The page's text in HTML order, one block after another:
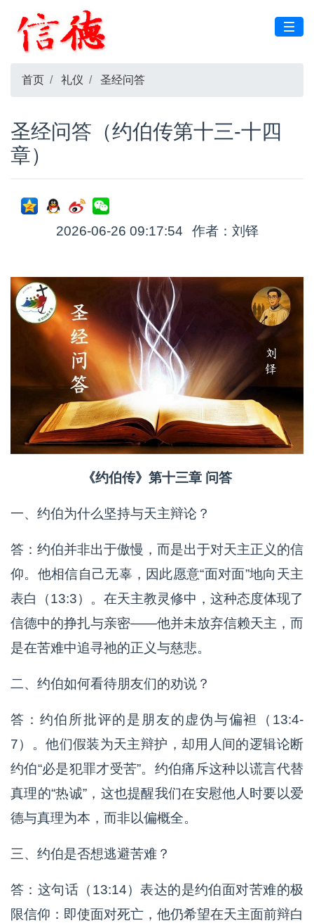
首页 礼仪 圣经问答
圣经问答（约伯传第十三-十四
章）
2026-06-26 09:17:54 作者：刘铎
《约伯传》第十三章 问答
一、约伯为什么坚持与天主辩论？
答：约伯并非出于傲慢，而是出于对天主正义的信
仰。他相信自己无辜，因此愿意“面对面”地向天主
表白（13:3）。在天主教灵修中，这种态度体现了
信德中的挣扎与亲密——他并未放弃信赖天主，而
是在苦难中追寻祂的正义与慈悲。
二、约伯如何看待朋友们的劝说？
答：约伯所批评的是朋友的虚伪与偏袒（13:4-
7）。他们假装为天主辩护，却用人间的逻辑论断
约伯“必是犯罪才受苦”。约伯痛斥这种以谎言代替
真理的“热诚”，这也提醒我们在安慰他人时要以爱
德与真理为本，而非以偏概全。
三、约伯是否想逃避苦难？
答：这句话（13:14）表达的是约伯面对苦难的极
限信仰：即使面对死亡，他仍希望在天主面前辩白